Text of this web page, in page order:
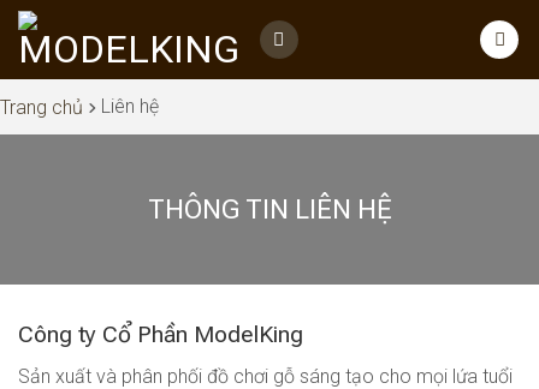
Skip
content
Trang chủ
Liên hệ
THÔNG TIN LIÊN HỆ
Công ty Cổ Phần ModelKing
Sản xuất và phân phối đồ chơi gỗ sáng tạo cho mọi lứa tuổi